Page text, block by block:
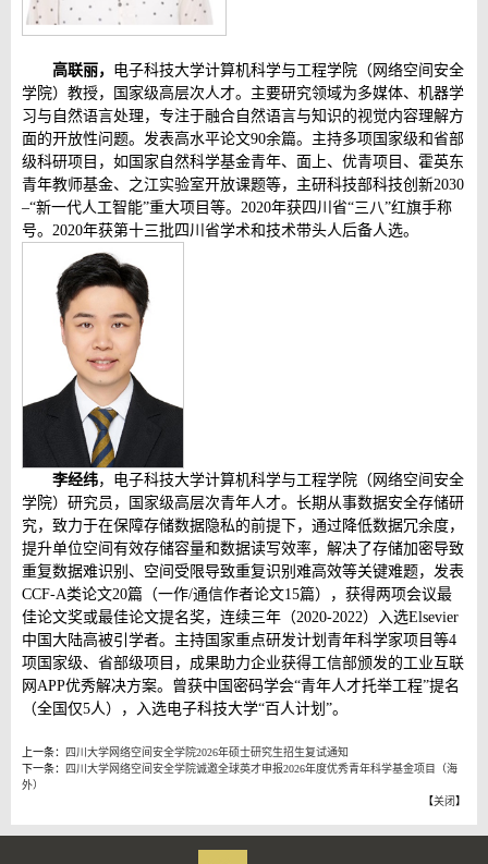
高联丽， 电子科技大学计算机科学与工程学院（网络空间安全
学院）教授，国家级高层次人才。主要研究领域为多媒体、机器学
习与自然语言处理，专注于融合自然语言与知识的视觉内容理解方
面的开放性问题。发表高水平论文90余篇。主持多项国家级和省部
级科研项目，如国家自然科学基金青年、面上、优青项目、霍英东
青年教师基金、之江实验室开放课题等，主研科技部科技创新2030
–“新一代人工智能”重大项目等。 2020年获四川省“三八”红旗手称
号。 2020年获第十三批四川省学术和技术带头人后备人选。
李经纬，电子科技大学计算机科学与工程学院（网络空间安全
学院）研究员，国家级高层次青年人才。长期从事数据安全存储研
究，致力于在保障存储数据隐私的前提下，通过降低数据冗余度，
提升单位空间有效存储容量和数据读写效率，解决了存储加密导致
重复数据难识别、空间受限导致重复识别难高效等关键难题，发表
CCF-A类论文20篇（一作/通信作者论文15篇），获得两项会议最
佳论文奖或最佳论文提名奖，连续三年（2020-2022）入选Elsevier
中国大陆高被引学者。主持国家重点研发计划青年科学家项目等4
项国家级、省部级项目，成果助力企业获得工信部颁发的工业互联
网 APP优秀解决方案。曾获中国密码学会“青年人才托举工程”提名
（全国仅5人），入选电子科技大学“百人计划 ”。
上一条： 四川大学网络空间安全学院2026年硕士研究生招生复试通知
下一条： 四川大学网络空间安全学院诚邀全球英才申报2026年度优秀青年科学基金项目（海
外）
【关闭 】